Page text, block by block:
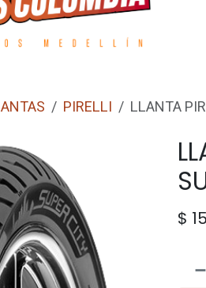
PIRELLI LLANTA
$